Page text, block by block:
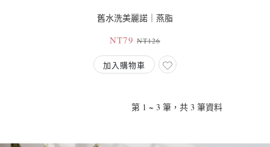
舊水洗美麗諾｜燕脂
NT79 NT126
加入購物車
第 1 ~ 3 筆，共 3 筆資料